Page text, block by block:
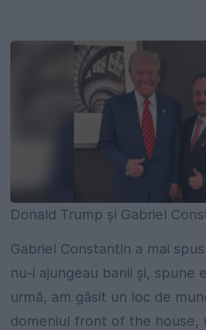
Donald Trump și Gabriel
Gabriel Constantin a mai
nu-i ajungeau banii și, spune
urmă, am găsit un loc de
domeniul front of the house,